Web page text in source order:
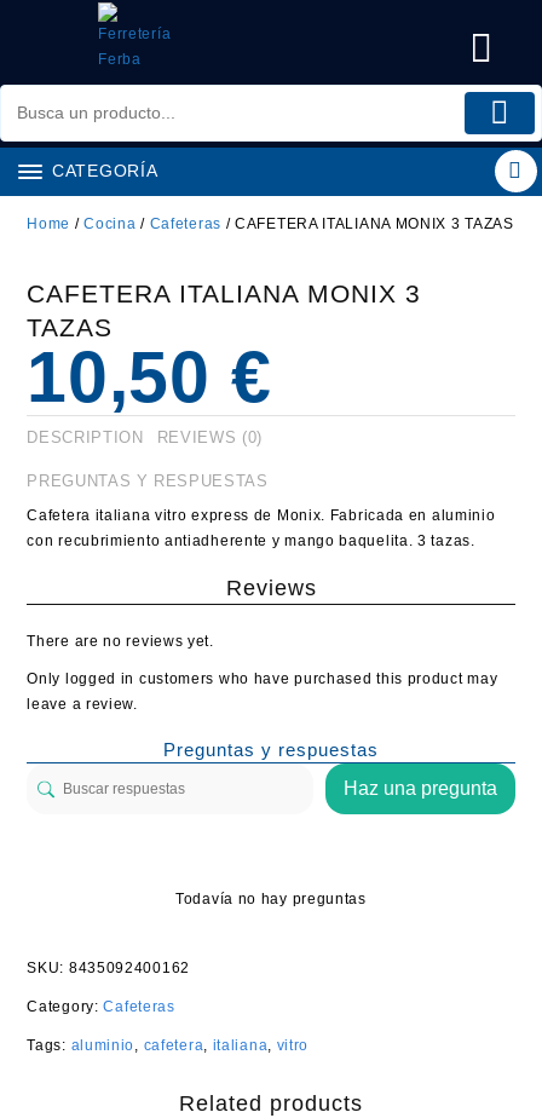
CATEGORÍA
Home /Cocina / Cafeteras / CAFETERA ITALIANA MONIX 3 TAZAS
CAFETERA ITALIANA MONIX 3
TAZAS
10,50 €
DESCRIPTION REVIEWS (0)
PREGUNTAS Y RESPUESTAS
Cafetera italiana vitro express de Monix. Fabricada en aluminio
con recubrimiento antiadherente y mango baquelita. 3 tazas.
Reviews
There are no reviews yet.
Only logged in customers who have purchased this product may
leave a review.
Preguntas y respuestas
Haz una pregunta
Todavía no hay preguntas
SKU: 8435092400162
Category:Cafeteras
Tags: aluminio, cafetera, italiana, vitro
Related products